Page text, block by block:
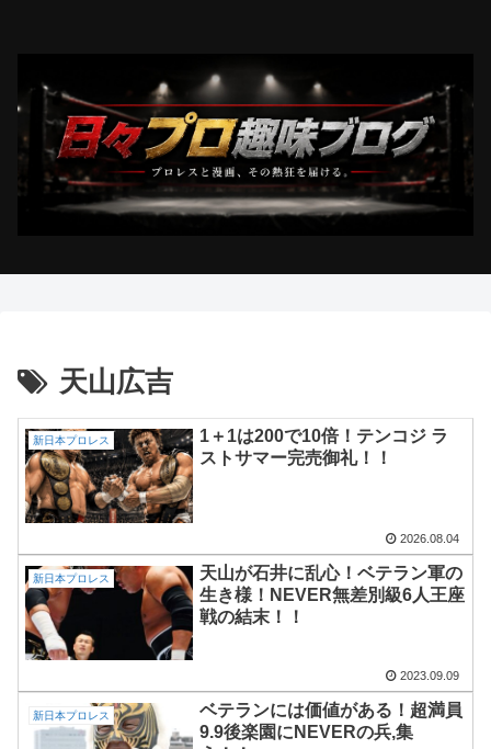
天山広吉
新日本プロレス
1＋1は200で10倍！テンコジ ラ
ストサマー完売御礼！！
2026.08.04
新日本プロレス
天山が石井に乱心！ベテラン軍の
生き様！NEVER無差別級6人王座
戦の結末！！
2023.09.09
新日本プロレス
ベテランには価値がある！超満員
9.9後楽園にNEVERの兵,集